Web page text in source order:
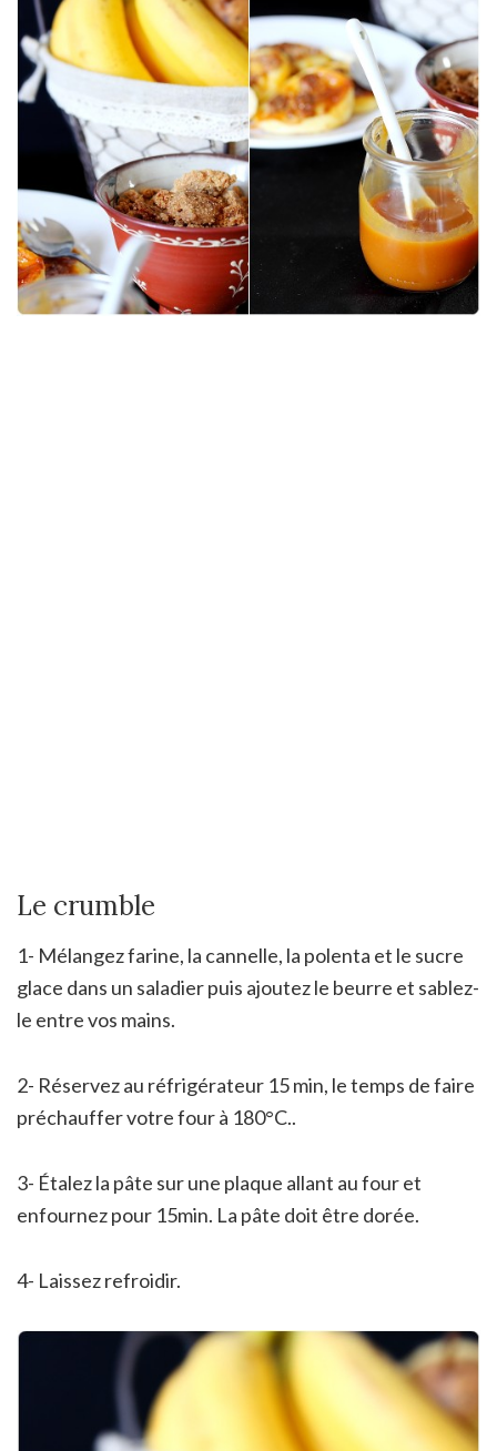
Le crumble
1- Mélangez farine, la cannelle, la polenta et le sucre
glace dans un saladier puis ajoutez le beurre et sablez-
le entre vos mains.
2- Réservez au réfrigérateur 15 min, le temps de faire
préchauffer votre four à 180°C..
3- Étalez la pâte sur une plaque allant au four et
enfournez pour 15min. La pâte doit être dorée.
4- Laissez refroidir.